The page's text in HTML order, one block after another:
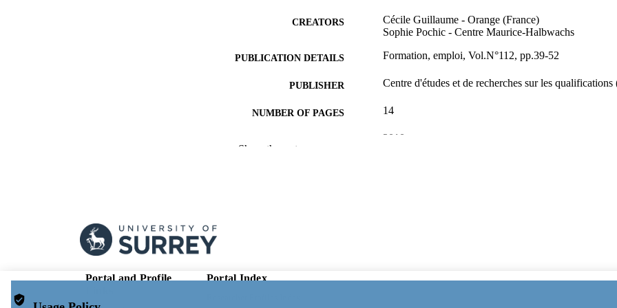
CREATORS
Cécile Guillaume - Orange (France)
Sophie Pochic - Centre Maurice-Halbwachs
PUBLICATION DETAILS Formation, emploi, Vol.N°112, pp.39-52
PUBLISHER Centre d'études et de recherches sur les qualifications
NUMBER OF PAGES 14
2010
Show the rest
Portal and Profile
Portal Index